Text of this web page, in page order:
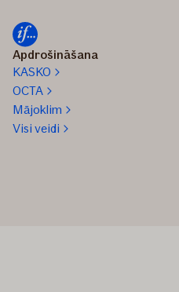
Apdrošināšana
KASKO
OCTA
Mājoklim
Visi veidi